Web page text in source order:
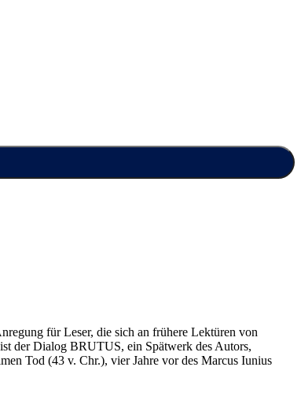
für Leser, die sich an frühere Lektüren von
der Dialog BRUTUS, ein Spätwerk des Autors,
Tod (43 v. Chr.), vier Jahre vor des Marcus Iunius